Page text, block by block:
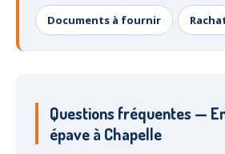
Documents à fournir
Questions fréquentes —
épave à Chapelle